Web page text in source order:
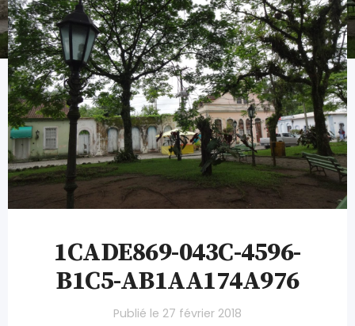
1CADE869-043C-4596-
B1C5-AB1AA174A976
Publié le 27 février 2018